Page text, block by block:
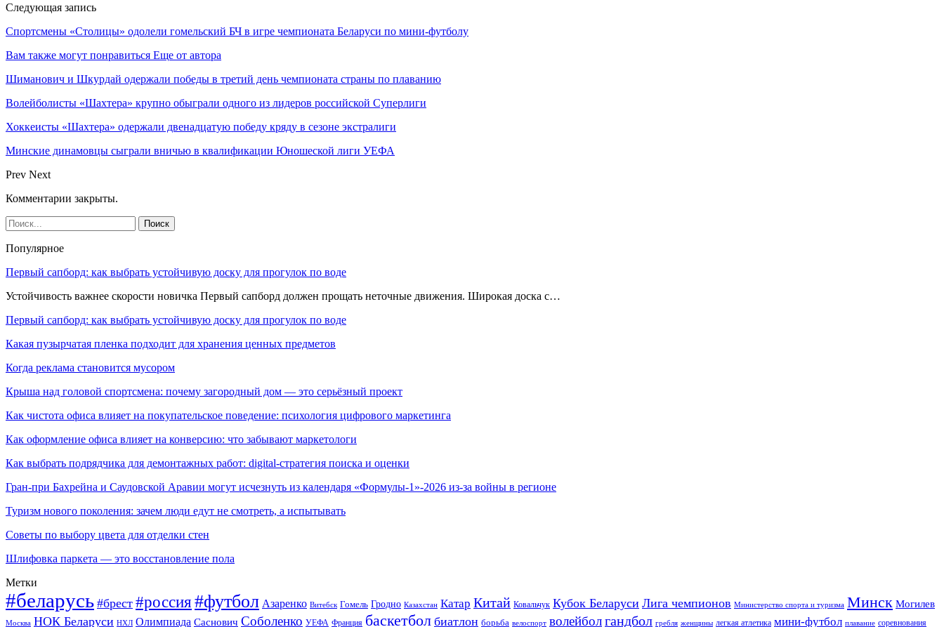
Следующая запись
Спортсмены «Столицы» одолели гомельский БЧ в игре чемпионата Беларуси по мини-футболу
Вам также могут понравиться Еще от автора
Шиманович и Шкурдай одержали победы в третий день чемпионата страны по плаванию
Волейболисты «Шахтера» крупно обыграли одного из лидеров российской Суперлиги
Хоккеисты «Шахтера» одержали двенадцатую победу кряду в сезоне экстралиги
Минские динамовцы сыграли вничью в квалификации Юношеской лиги УЕФА
Prev Next
Комментарии закрыты.
Популярное
Первый сапборд: как выбрать устойчивую доску для прогулок по воде
Устойчивость важнее скорости новичка Первый сапборд должен прощать неточные движения. Широкая доска с…
Первый сапборд: как выбрать устойчивую доску для прогулок по воде
Какая пузырчатая пленка подходит для хранения ценных предметов
Когда реклама становится мусором
Крыша над головой спортсмена: почему загородный дом — это серьёзный проект
Как чистота офиса влияет на покупательское поведение: психология цифрового маркетинга
Как оформление офиса влияет на конверсию: что забывают маркетологи
Как выбрать подрядчика для демонтажных работ: digital-стратегия поиска и оценки
Гран-при Бахрейна и Саудовской Аравии могут исчезнуть из календаря «Формулы-1»-2026 из-за войны в регионе
Туризм нового поколения: зачем люди едут не смотреть, а испытывать
Советы по выбору цвета для отделки стен
Шлифовка паркета — это восстановление пола
Метки
#беларусь #брест #россия#футбол Азаренко Витебск Гомель Гродно Казахстан Катар Китай Ковальчук Кубок Беларуси Лига чемпионов Министерство спорта и туризма Минск Могилев
Москва НОК Беларуси НХЛ Олимпиада Саснович Соболенко УЕФА Франция баскетбол биатлон борьба велоспорт волейболгандбол гребля женщины легкая атлетика мини-футбол плавание соревнования